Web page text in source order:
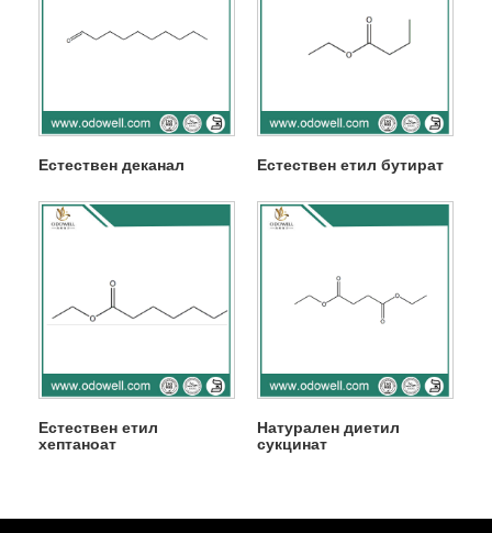
Естествен деканал Естествен етил бутират
Естествен етил
хептаноат
Натурален диетил
сукцинат